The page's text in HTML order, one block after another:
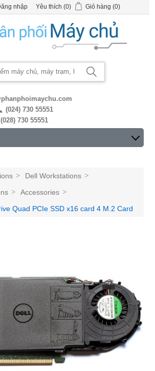
nhập Yêu thích (0) Giỏ hàng (0)
(024) 730 55551
(028) 730 55551
> Dell Workstations >
> Accessories >
Quad PCIe SSD x16 card 4 M.2 Card